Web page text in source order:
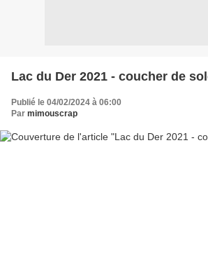
Lac du Der 2021 - coucher de
Publié le 04/02/2024 à 06:00
Par mimouscrap